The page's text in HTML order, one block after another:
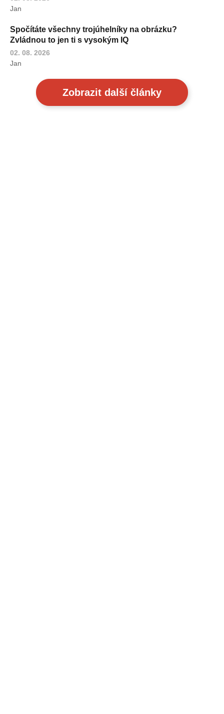
Jan
Spočítáte všechny trojúhelníky na obrázku?
Zvládnou to jen ti s vysokým IQ
02. 08. 2026
Jan
Zobrazit další články